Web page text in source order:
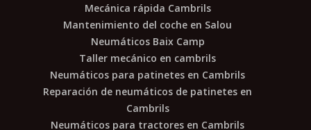
Mecánica rápida Cambrils
Mantenimiento del coche en Salou
Neumáticos Baix Camp
Taller mecánico en cambrils
Neumáticos para patinetes en Cambrils
Reparación de neumáticos de patinetes en
Cambrils
Neumáticos para tractores en Cambrils